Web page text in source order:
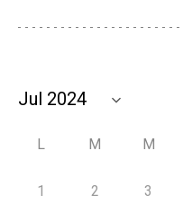
L M M
1 2 3